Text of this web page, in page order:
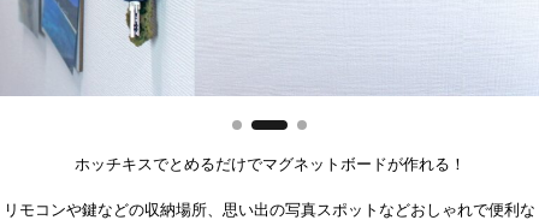
ホッチキスでとめるだけでマグネットボードが作れる！
リモコンや鍵などの収納場所、思い出の写真スポットなどおしゃれで便利な